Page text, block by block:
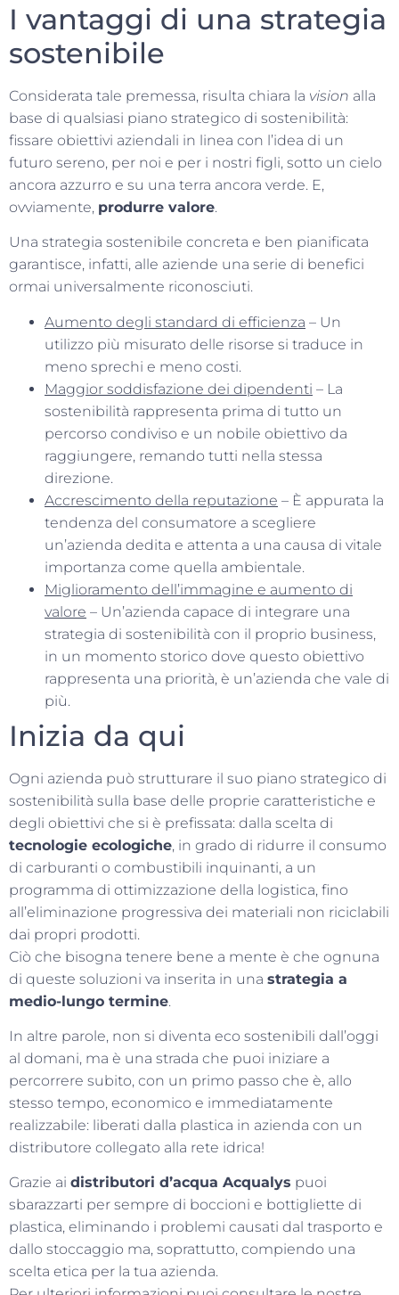
I vantaggi di una strategia
sostenibile
Considerata tale premessa, risulta chiara la vision alla
base di qualsiasi piano strategico di sostenibilità:
fissare obiettivi aziendali in linea con l’idea di un
futuro sereno, per noi e per i nostri figli, sotto un cielo
ancora azzurro e su una terra ancora verde. E,
ovviamente, produrre valore.
Una strategia sostenibile concreta e ben pianificata
garantisce, infatti, alle aziende una serie di benefici
ormai universalmente riconosciuti.
Aumento degli standard di efficienza – Un
utilizzo più misurato delle risorse si traduce in
meno sprechi e meno costi.
Maggior soddisfazione dei dipendenti – La
sostenibilità rappresenta prima di tutto un
percorso condiviso e un nobile obiettivo da
raggiungere, remando tutti nella stessa
direzione.
Accrescimento della reputazione – È appurata la
tendenza del consumatore a scegliere
un’azienda dedita e attenta a una causa di vitale
importanza come quella ambientale.
Miglioramento dell’immagine e aumento di
valore – Un’azienda capace di integrare una
strategia di sostenibilità con il proprio business,
in un momento storico dove questo obiettivo
rappresenta una priorità, è un’azienda che vale di
più.
Inizia da qui
Ogni azienda può strutturare il suo piano strategico di
sostenibilità sulla base delle proprie caratteristiche e
degli obiettivi che si è prefissata: dalla scelta di
tecnologie ecologiche, in grado di ridurre il consumo
di carburanti o combustibili inquinanti, a un
programma di ottimizzazione della logistica, fino
all’eliminazione progressiva dei materiali non riciclabili
dai propri prodotti.
Ciò che bisogna tenere bene a mente è che ognuna
di queste soluzioni va inserita in una strategia a
medio-lungo termine.
In altre parole, non si diventa eco sostenibili dall’oggi
al domani, ma è una strada che puoi iniziare a
percorrere subito, con un primo passo che è, allo
stesso tempo, economico e immediatamente
realizzabile: liberati dalla plastica in azienda con un
distributore collegato alla rete idrica!
Grazie ai distributori d’acqua Acqualys puoi
sbarazzarti per sempre di boccioni e bottigliette di
plastica, eliminando i problemi causati dal trasporto e
dallo stoccaggio ma, soprattutto, compiendo una
scelta etica per la tua azienda.